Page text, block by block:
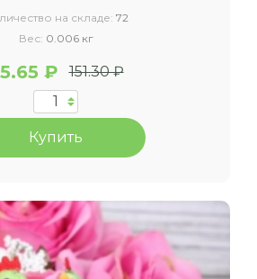
на складе: 72
Вес: 0.006 кг
₽ 151.30 ₽
Купить